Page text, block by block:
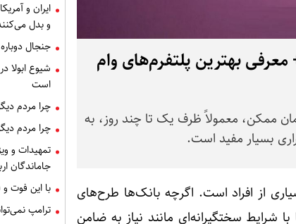
بهترین پلتفرم‌های وام
ممکن، معمولاً ظرف یک تا چند روز، به
بسیار مفید است.
از افراد است. اگرچه بانک‌ها طرح‌های
شرایط سختگیرانه‌ای مانند نیاز به ضامن
ایران و
و بدل
جنجال
شیوع ابولا
است
چرا مردم
چرا مردم
تمهیدات و
جاماندگان
با این فوت
ترامپ